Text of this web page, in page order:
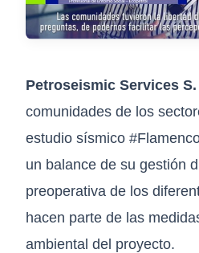
Petroseismic Services S.
comunidades de los
estudio sísmico
un balance de su gestión
preoperativa de los
hacen parte de las
ambiental del proyecto.